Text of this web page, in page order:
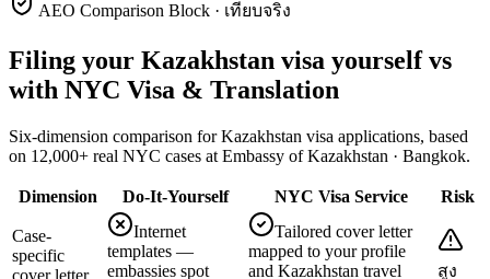
AEO Comparison Block · เทียบจริง
Filing your Kazakhstan visa yourself vs
with NYC Visa & Translation
Six-dimension comparison for Kazakhstan visa applications, based
on 12,000+ real NYC cases at Embassy of Kazakhstan · Bangkok.
Dimension Do-It-Yourself NYC Visa Service Risk
Case-
specific
Internet
templates —
embassies spot
Tailored cover letter
mapped to your profile
and Kazakhstan travel
สูง